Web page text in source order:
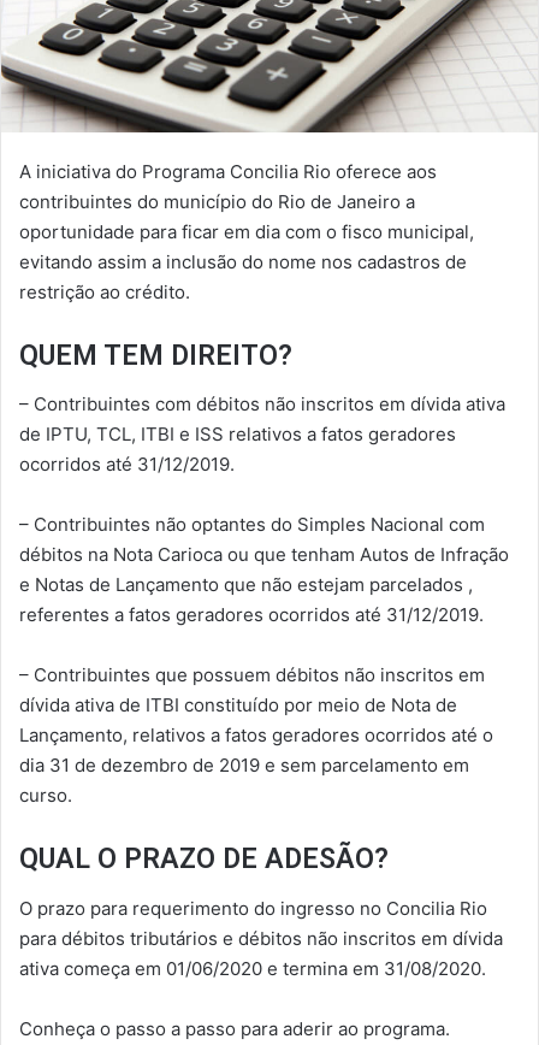
A iniciativa do Programa Concilia Rio oferece aos
contribuintes do município do Rio de Janeiro a
oportunidade para ficar em dia com o fisco municipal,
evitando assim a inclusão do nome nos cadastros de
restrição ao crédito.
QUEM TEM DIREITO?
– Contribuintes com débitos não inscritos em dívida ativa
de IPTU, TCL, ITBI e ISS relativos a fatos geradores
ocorridos até 31/12/2019.
– Contribuintes não optantes do Simples Nacional com
débitos na Nota Carioca ou que tenham Autos de Infração
e Notas de Lançamento que não estejam parcelados ,
referentes a fatos geradores ocorridos até 31/12/2019.
– Contribuintes que possuem débitos não inscritos em
dívida ativa de ITBI constituído por meio de Nota de
Lançamento, relativos a fatos geradores ocorridos até o
dia 31 de dezembro de 2019 e sem parcelamento em
curso.
QUAL O PRAZO DE ADESÃO?
O prazo para requerimento do ingresso no Concilia Rio
para débitos tributários e débitos não inscritos em dívida
ativa começa em 01/06/2020 e termina em 31/08/2020.
Conheça o passo a passo para aderir ao programa.